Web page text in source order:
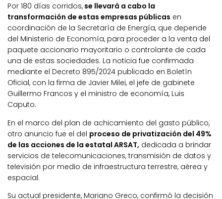
Por 180 días corridos, se llevará a cabo la
transformación de estas empresas públicas en
coordinación de la Secretaría de Energía, que depende
del Ministerio de Economía, para proceder a la venta del
paquete accionario mayoritario o controlante de cada
una de estas sociedades. La noticia fue confirmada
mediante el Decreto 895/2024 publicado en Boletín
Oficial, con la firma de Javier Milei, el jefe de gabinete
Guillermo Francos y el ministro de economía, Luis
Caputo.
En el marco del plan de achicamiento del gasto público,
otro anuncio fue el del proceso de privatización del 49%
de las acciones de la estatal ARSAT, dedicada a brindar
servicios de telecomunicaciones, transmisión de datos y
televisión por medio de infraestructura terrestre, aérea y
espacial.
Su actual presidente, Mariano Greco, confirmó la decisión